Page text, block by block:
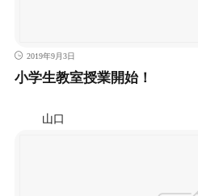
2019年9月3日
小学生教室授業開始！
山口